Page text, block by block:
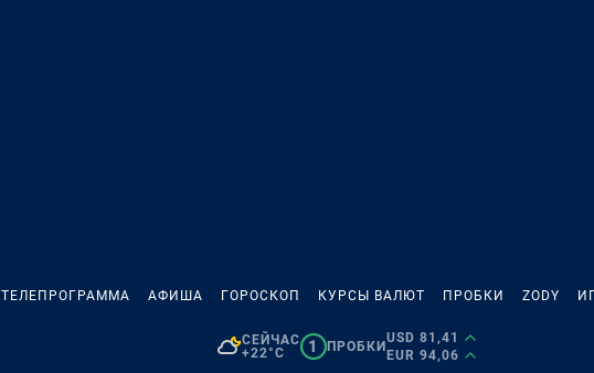
ТЕЛЕПРОГРАММА АФИША ГОРОСКОП КУРСЫ ВАЛЮТ ПРОБКИ ZODY
СЕЙЧАС
+22°C
1 ПРОБКИ
USD 81,41
EUR 94,06